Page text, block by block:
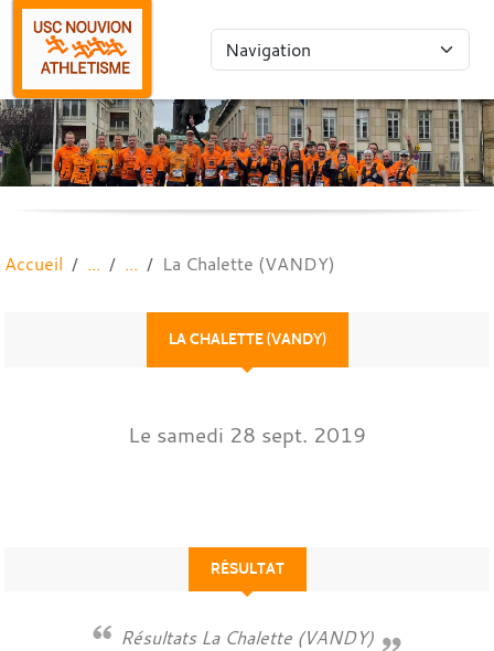
Accueil La Chalette (VANDY)
LA CHALETTE (VANDY)
Le samedi 28 sept. 2019
RÉSULTAT
Résultats La Chalette (VANDY)
Panneau de gestion des cookies